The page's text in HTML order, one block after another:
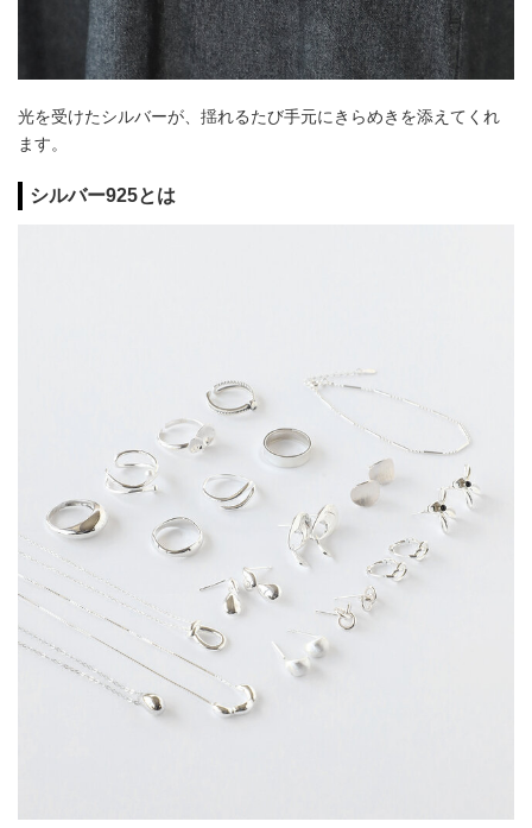
光を受けたシルバーが、揺れるたび手元にきらめきを添えてくれ
ます。
シルバー925とは